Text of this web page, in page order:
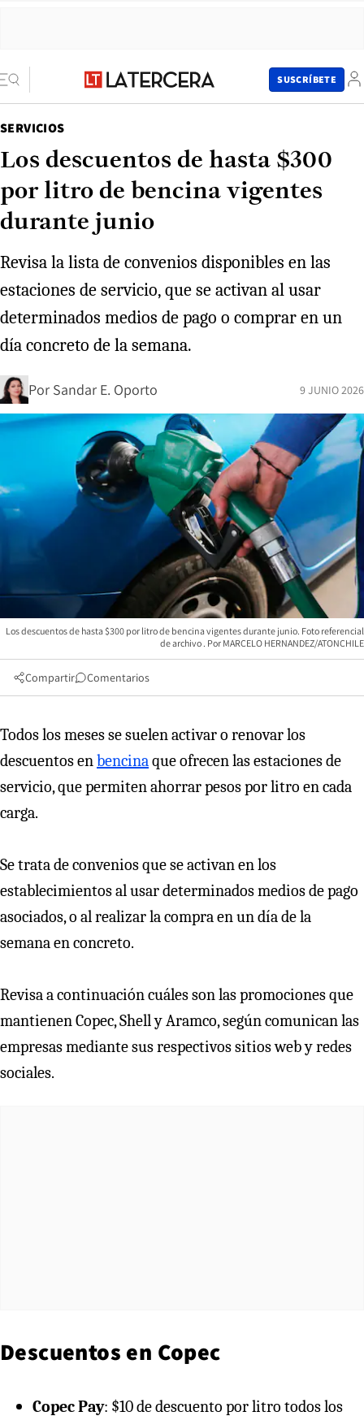
SUSCRÍBETE
SERVICIOS
Los descuentos de hasta $300
por litro de bencina vigentes
durante junio
Revisa la lista de convenios disponibles en las
estaciones de servicio, que se activan al usar
determinados medios de pago o comprar en un
día concreto de la semana.
Por Sandar E. Oporto 9 JUNIO 2026
Los descuentos de hasta $300 por litro de bencina vigentes durante junio. Foto referencial
de archivo
MARCELO HERNANDEZ/ATONCHILE
Compartir Comentarios
Todos los meses se suelen activar o renovar los
descuentos enbencinaque ofrecen las estaciones de
servicio, que permiten ahorrar pesos por litro en cada
carga.
Se trata de convenios que se activan en los
establecimientos al usar determinados medios de pago
asociados, o al realizar la compra en un día de la
semana en concreto.
Revisa a continuación cuáles son las promociones que
mantienen Copec, Shell y Aramco, según comunican las
empresas mediante sus respectivos sitios web y redes
sociales.
Descuentos en Copec
Copec Pay: $10 de descuento por litro todos los